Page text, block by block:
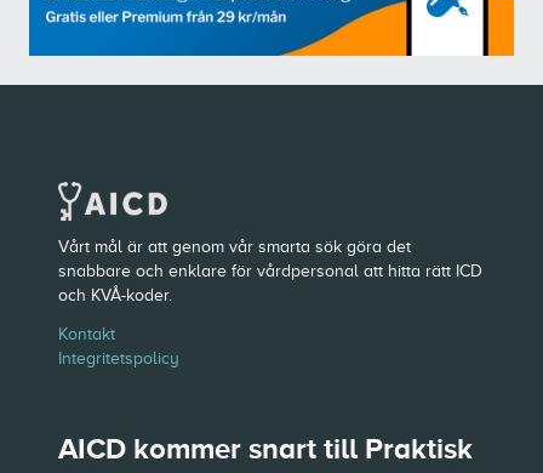
Vårt mål är att genom vår smarta sök göra det
snabbare och enklare för vårdpersonal att hitta rätt ICD
och KVÅ-koder.
Kontakt
Integritetspolicy
AICD kommer snart till Praktisk